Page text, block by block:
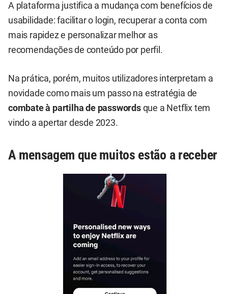
A plataforma justifica a mudança com benefícios de
usabilidade: facilitar o login, recuperar a conta com
mais rapidez e personalizar melhor as
recomendações de conteúdo por perfil.
Na prática, porém, muitos utilizadores interpretam a
novidade como mais um passo na estratégia de
combate à partilha de passwordsque a Netflix tem
vindo a apertar desde 2023.
A mensagem que muitos estão a receber